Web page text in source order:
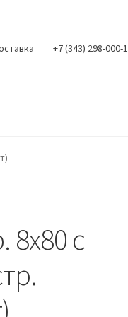
+7 (343) 298-000-1
Оплата и доставка
с